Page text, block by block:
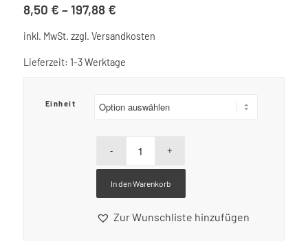
8,50 € – 197,88 €
inkl. MwSt. zzgl. Versandkosten
Lieferzeit: 1-3 Werktage
Einheit
In den Warenkorb
Zur Wunschliste hinzufügen